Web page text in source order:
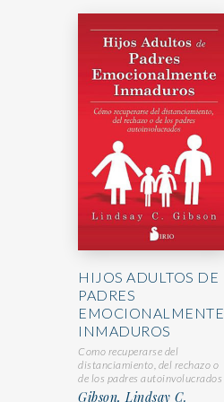
HIJOS ADULTOS DE
PADRES
EMOCIONALMENTE
INMADUROS
Como recuperarse del
distanciamiento, del rechazo o
de los padres autoinvolucrados
Gibson, Lindsay C.